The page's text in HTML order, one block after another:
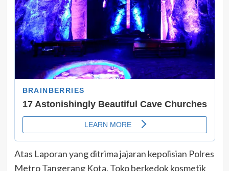
Atas Laporan yang ditrima jajaran kepolisian Polres
Metro Tangerang Kota. Toko berkedok kosmetik